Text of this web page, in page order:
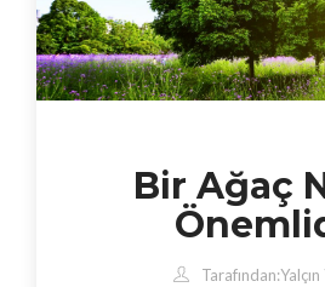
Bir Ağaç
Tarafından: